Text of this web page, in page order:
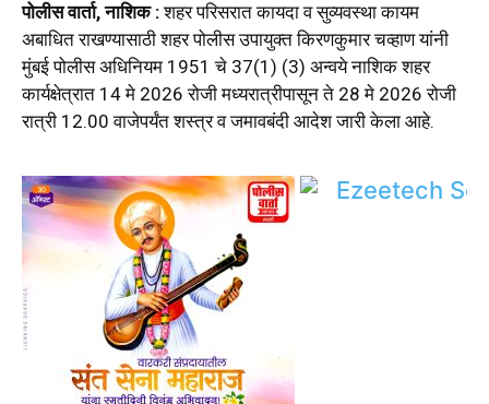
पोलीस वार्ता, नाशिक :शहर परिसरात कायदा व सुव्यवस्था कायम
अबाधित राखण्यासाठी शहर पोलीस उपायुक्त किरणकुमार चव्हाण यांनी
मुंबई पोलीस अधिनियम 1951 चे 37(1) (3) अन्वये नाशिक शहर
कार्यक्षेत्रात 14 मे 2026 रोजी मध्यरात्रीपासून ते 28 मे 2026 रोजी
रात्री 12.00 वाजेपर्यंत शस्त्र व जमावबंदी आदेश जारी केला आहे.